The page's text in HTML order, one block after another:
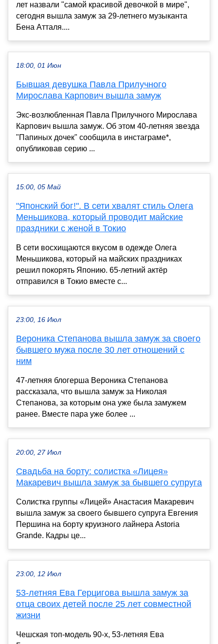
лет назвали "самой красивой девочкой в мире",
сегодня вышла замуж за 29-летнего музыканта
Бена Атталя....
18:00, 01 Июн
Бывшая девушка Павла Прилучного
Мирослава Карпович вышла замуж
Экс-возлюбленная Павла Прилучного Мирослава
Карпович вышла замуж. Об этом 40-летняя звезда
"Папиных дочек" сообщила в инстаграме*,
опубликовав серию ...
15:00, 05 Май
"Японский бог!". В сети хвалят стиль Олега
Меньшикова, который проводит майские
праздники с женой в Токио
В сети восхищаются вкусом в одежде Олега
Меньшикова, который на майских праздниках
решил покорять Японию. 65-летний актёр
отправился в Токио вместе с...
23:00, 16 Июл
Вероника Степанова вышла замуж за своего
бывшего мужа после 30 лет отношений с
ним
47-летняя блогерша Вероника Степанова
рассказала, что вышла замуж за Николая
Степанова, за которым она уже была замужем
ранее. Вместе пара уже более ...
20:00, 27 Июл
Свадьба на борту: солистка «Лицея»
Макаревич вышла замуж за бывшего супруга
Солистка группы «Лицей» Анастасия Макаревич
вышла замуж за своего бывшего супруга Евгения
Першина на борту круизного лайнера Astoria
Grande. Кадры це...
23:00, 12 Июл
53-летняя Ева Герцигова вышла замуж за
отца своих детей после 25 лет совместной
жизни
Чешская топ-модель 90-х, 53-летняя Ева